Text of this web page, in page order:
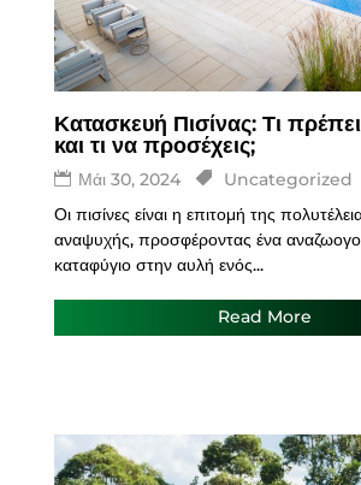
Κατασκευή Πισίνας: Τι
και τι να προσέχεις;
Μάι 30, 2024
Uncategorized
Οι πισίνες είναι η επιτομή της
αναψυχής, προσφέροντας ένα
καταφύγιο στην αυλή ενός...
Read More